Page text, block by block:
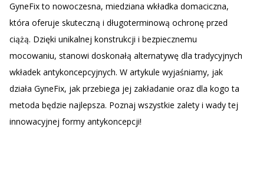
GyneFix to nowoczesna, miedziana wkładka domaciczna,
która oferuje skuteczną i długoterminową ochronę przed
ciążą. Dzięki unikalnej konstrukcji i bezpiecznemu
mocowaniu, stanowi doskonałą alternatywę dla tradycyjnych
wkładek antykoncepcyjnych. W artykule wyjaśniamy, jak
działa GyneFix, jak przebiega jej zakładanie oraz dla kogo ta
metoda będzie najlepsza. Poznaj wszystkie zalety i wady tej
innowacyjnej formy antykoncepcji!